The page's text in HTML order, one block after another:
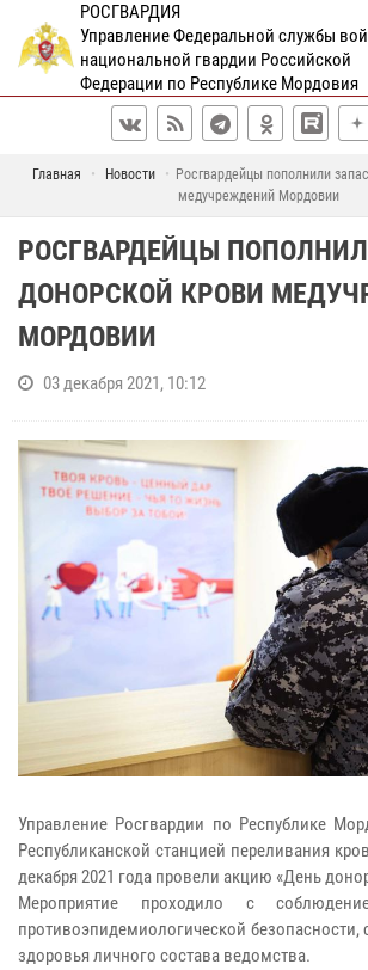
РОСГВАРДИЯ
Управление Федеральной службы
национальной гвардии Российской
Федерации по Республике Мордовия
Главная Новости
Росгвардейцы пополнили
медучреждений Мордовии
РОСГВАРДЕЙЦЫ
ДОНОРСКОЙ КРОВИ
МОРДОВИИ
03 декабря 2021, 10:12
Управление Росгвардии по Республике
Республиканской станцией переливания
декабря 2021 года провели акцию «День
Мероприятие проходило с
противоэпидемиологической безопасности,
здоровья личного состава ведомства.